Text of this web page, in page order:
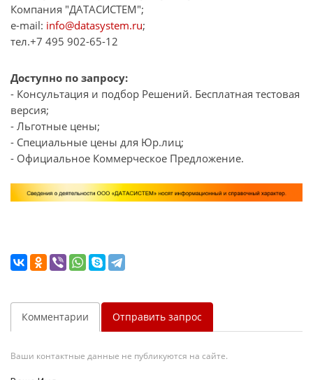
Компания "ДАТАСИСТЕМ";
e-mail: info@datasystem.ru;
тел.+7 495 902-65-12
Доступно по запросу:
- Консультация и подбор Решений. Бесплатная тестовая
версия;
- Льготные цены;
- Специальные цены для Юр.лиц;
- Официальное Коммерческое Предложение.
Комментарии Отправить запрос
Ваши контактные данные не публикуются на сайте.